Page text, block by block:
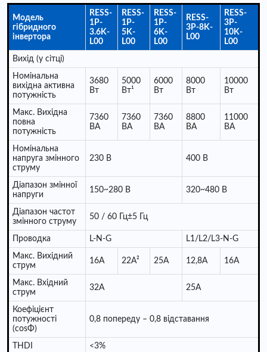
Модель
гібридного
інвертора
RESS-
1P-
3.6K-
L00
RESS-
1P-
5K-
L00
RESS-
1P-
6K-
L00
RESS-
3P-8K-
L00
RESS-
3P-
10K-
L00
Вихід (у сітці)
Номінальна
вихідна активна
потужність
3680
Вт
5000
Вт¹
6000
Вт
8000
Вт
10000
Вт
Макс. Вихідна
повна
потужність
7360
ВА
7360
ВА
7360
ВА
8800
ВА
11000
ВА
Номінальна
напруга змінного
струму
230 В 400 В
Діапазон змінної
напруги
150~280 В 320~480 В
Діапазон частот
змінного струму
50 / 60 Гц±5 Гц
Проводка L-N-G L1/L2/L3-N-G
Макс. Вихідний
струм
16A 22A² 25A 12,8A 16A
Макс. Вхідний
струм
32A 25A
Коефіцієнт
потужності
(cosΦ)
0,8 попереду – 0,8 відставання
THDI <3%